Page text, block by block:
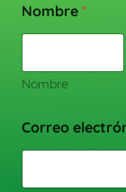
Nombre *
Nombre
Correo